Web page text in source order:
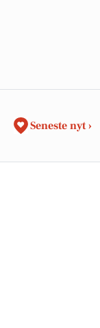
Seneste nyt ›